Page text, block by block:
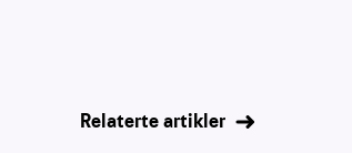
Relaterte artikler